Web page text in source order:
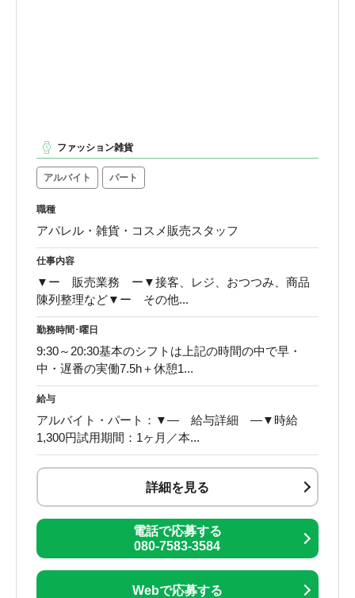
ファッション雑貨
アルバイト パート
職種
アパレル・雑貨・コスメ販売スタッフ
仕事内容
▼ー 販売業務 ー▼接客、レジ、おつつみ、商品
陳列整理など▼ー その他...
勤務時間･曜日
9:30～20:30基本のシフトは上記の時間の中で早・
中・遅番の実働7.5h＋休憩1...
給与
アルバイト・パート：▼― 給与詳細 ―▼時給
1,300円試用期間：1ヶ月／本...
詳細を見る
電話で応募する
080-7583-3584
Webで応募する